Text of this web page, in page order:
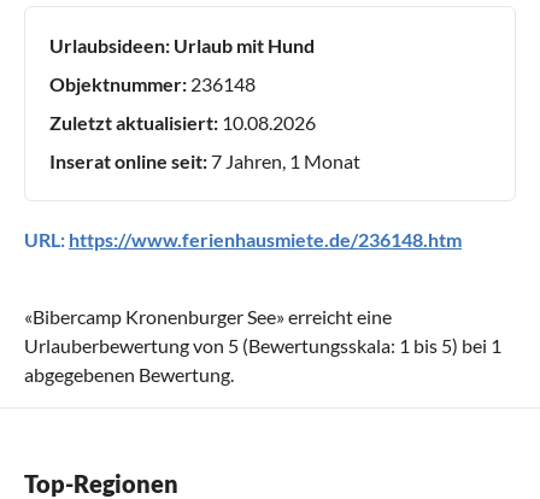
Urlaubsideen: Urlaub mit Hund
Objektnummer: 236148
Zuletzt aktualisiert: 10.08.2026
Inserat online seit:7 Jahren, 1 Monat
URL: https://www.ferienhausmiete.de/236148.htm
«Bibercamp Kronenburger See» erreicht eine
Urlauberbewertung von 5 (Bewertungsskala: 1 bis 5) bei 1
abgegebenen Bewertung.
Top-Regionen